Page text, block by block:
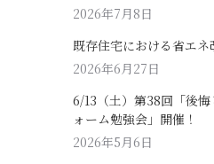
2026年7月8日
既存住宅における省エネ
2026年6月27日
6/13（土）第38回「後
ォーム勉強会」開催！
2026年5月6日